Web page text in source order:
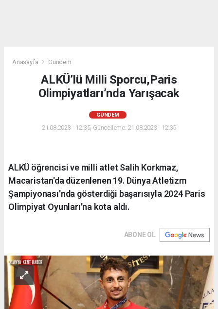
Anasayfa Gündem
ALKÜ’lü Milli Sporcu,Paris
Olimpiyatları’nda Yarışacak
GÜNDEM
21.08.2023 - 12:35, Güncelleme: 21.08.2023 - 12:35
ALKÜ öğrencisi ve milli atlet Salih Korkmaz,
Macaristan'da düzenlenen 19. Dünya Atletizm
Şampiyonası'nda gösterdiği başarısıyla 2024 Paris
Olimpiyat Oyunları'na kota aldı.
ABONE OL